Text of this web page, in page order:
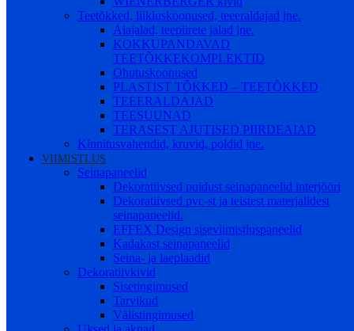
Teetõkked, liikluskoonused, teeeraldajad jne.
Aiajalad, teepiirete jalad jne.
KOKKUPANDAVAD
TEETÕKKEKOMPLEKTID
Ohutuskoonused
PLASTIST TÕKKED – TEETÕKKED
TEEERALDAJAD
TEESUUNAD
TERASEST AJUTISED PIIRDEAIAD
Kinnitusvahendid, kruvid, poldid jne.
VIIMISTLUS
Seinapaneelid
Dekoratiivsed puidust seinapaneelid interjööri
Dekoratiivsed pvc-st ja teistest materjalidest
seinapaneelid.
EFFEX Design siseviimistluspaneelid
Kadakast seinapaneelid
Seina- ja laeplaadid
Dekoratiivkivid
Sisetingimused
Tarvikud
Välistingimused